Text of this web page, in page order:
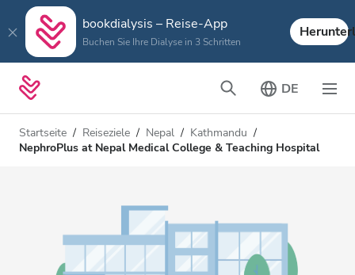
bookdialysis – Reise-App
Buchen Sie Ihre Dialyse in 3 Schritten
DE
Startseite Reiseziele Nepal
Kathmandu
NephroPlus at Nepal Medical College & Teaching Hospital